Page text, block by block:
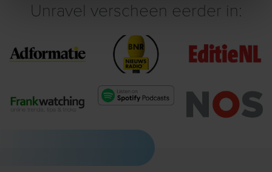
Unravel verscheen eerder in: